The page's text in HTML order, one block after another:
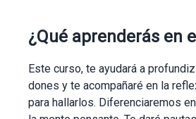
¿Qué aprenderás en
Este curso, te ayudará a
dones y te acompañaré en la
para hallarlos. Diferenciaremos